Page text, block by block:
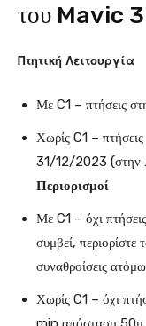
του Mavic
Πτητική Λειτουργία
Με C1 – πτήσεις
Χωρίς C1 –
31/12/2023
Περιορισμοί
Με C1 – όχι
συμβεί,
συναθροίσεις
Χωρίς C1 – όχι